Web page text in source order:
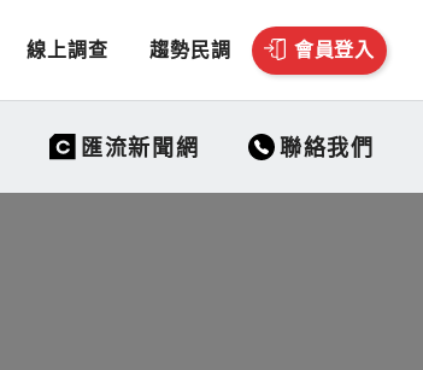
線上調查 趨勢民調 會員登入
匯流新聞網 聯絡我們